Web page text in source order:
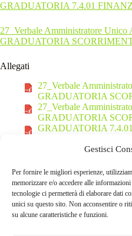
Gestisci
Per fornire le migliori esperienze,
memorizzare e/o accedere alle
tecnologie ci permetterà di elaborare dati
unici su questo sito. Non acconsentire o
su alcune caratteristiche e funzioni.
GRADUATORIA 7.4.01
27_Verbale Amministratore
GRADUATORIA
Allegati
27_Verbale
GRADUATORIA
27_Verbale
GRADUATORIA
GRADUATORIA
GRADUATORIA
GRADUATORIA
kB)
GRADUATORIA
kB)